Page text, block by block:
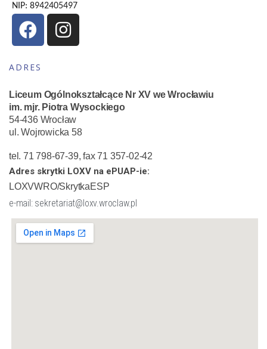
NIP: 8942405497
ADRES
Liceum Ogólnokształcące Nr XV we Wrocławiu
im. mjr. Piotra Wysockiego
54-436 Wrocław
ul. Wojrowicka 58
tel. 71 798-67-39, fax 71 357-02-42
Adres skrytki LOXV na ePUAP-ie:
LOXVWRO/SkrytkaESP
e-mail: sekretariat@loxv.wroclaw.pl